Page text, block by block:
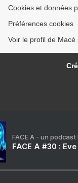
Cookies et données
Préférences cookies
Voir le profil de
FACE A - un
FACE A #30 :